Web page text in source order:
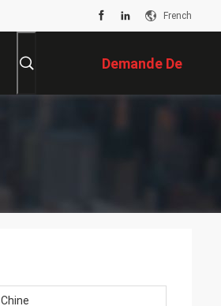
French
Demande De
Soumission
Chine